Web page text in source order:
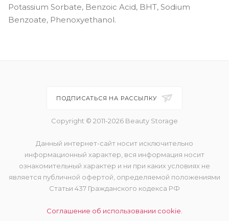
Potassium Sorbate, Benzoic Acid, BHT, Sodium
Benzoate, Phenoxyethanol.
ПОДПИСАТЬСЯ НА РАССЫЛКУ
Copyright © 2011-2026 Beauty Storage
Данный интернет-сайт носит исключительно
информационный характер, вся информация носит
ознакомительный характер и ни при каких условиях не
является публичной офертой, определяемой положениями
Статьи 437 Гражданского кодекса РФ
Соглашение об использовании cookie.